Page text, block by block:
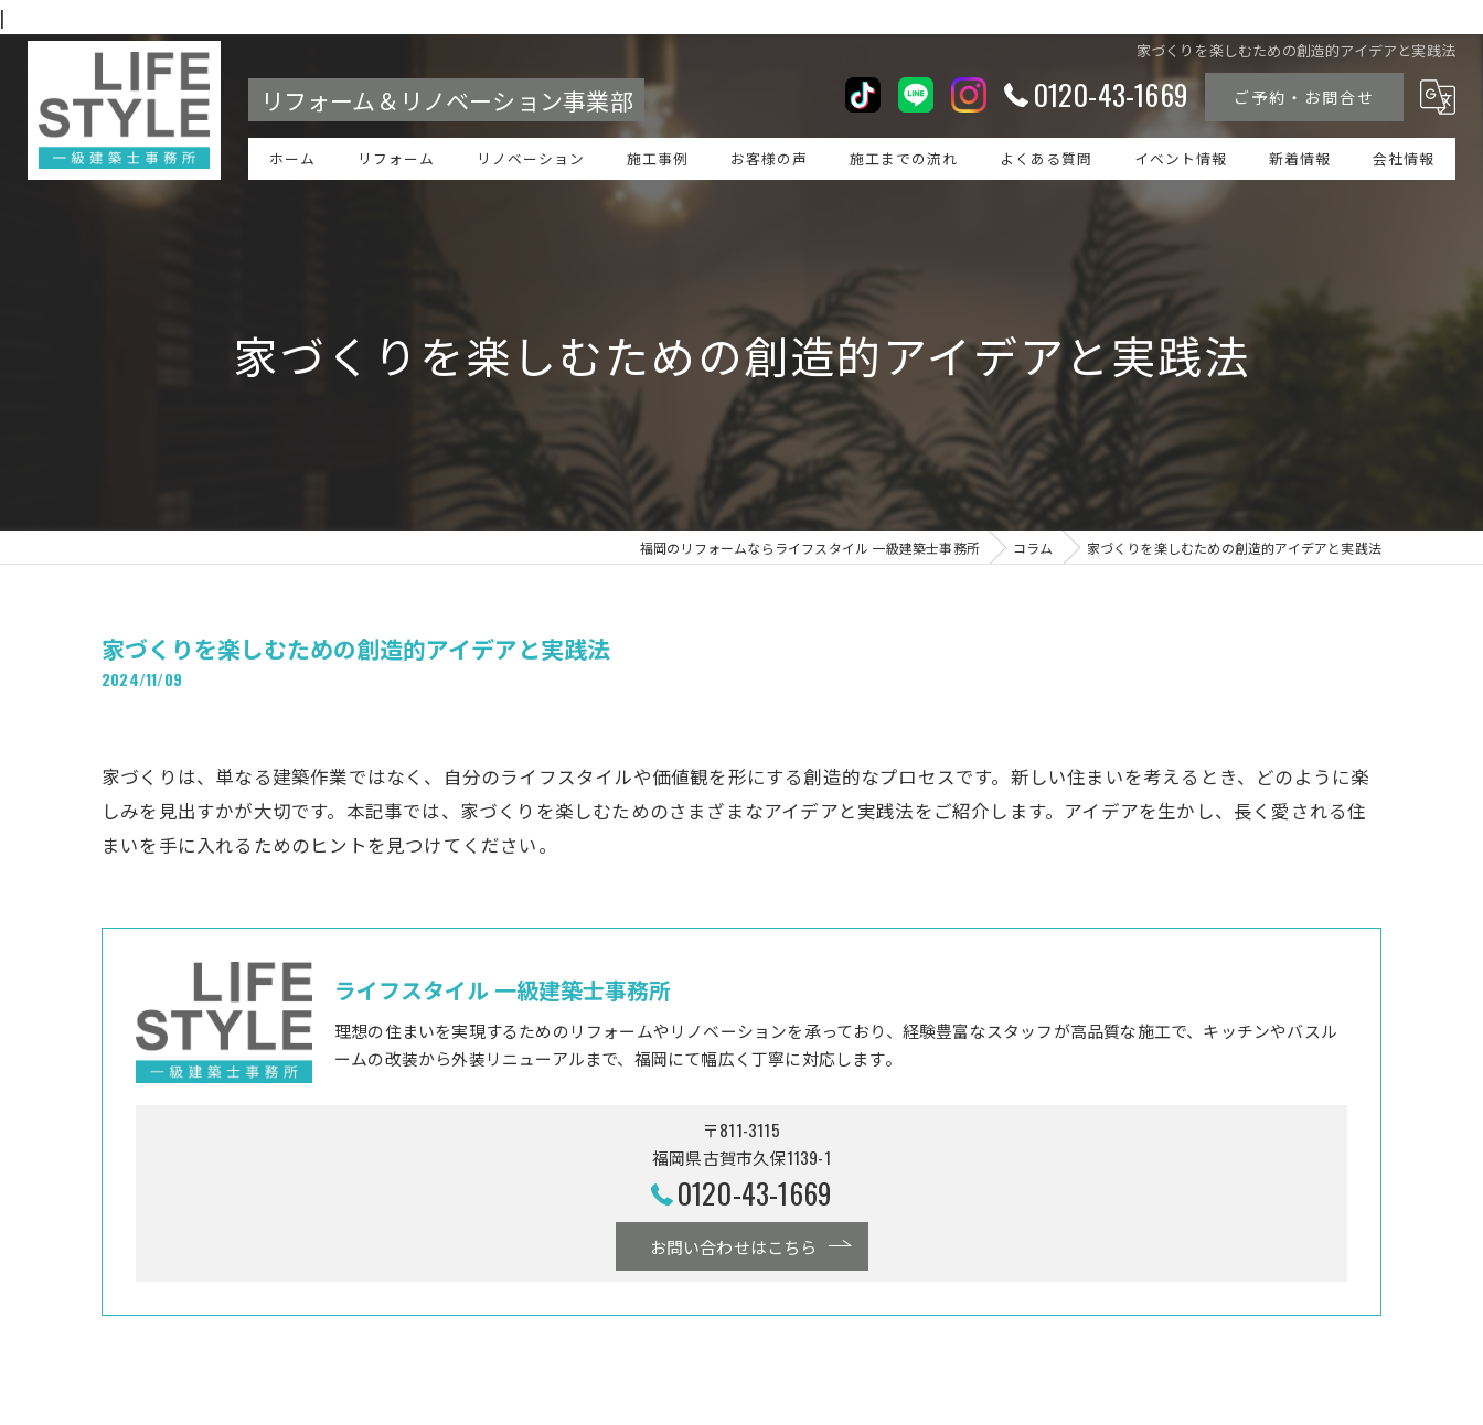
|
家づくりを楽しむための創造的アイデアと実践法
リフォーム＆リノベーション事業部 0120-43-1669 ご予約・お問合せ
ホーム リフォーム リノベーション 施工事例 お客様の声 施工までの流れ よくある質問 イベント情報 新着情報 会社情報
家づくりを楽しむための創造的アイデアと実践法
福岡のリフォームならライフスタイル 一級建築士事務所 コラム 家づくりを楽しむための創造的アイデアと実践法
家づくりを楽しむための創造的アイデアと実践法
2024/11/09
家づくりは、単なる建築作業ではなく、自分のライフスタイルや価値観を形にする創造的なプロセスです。新しい住まいを考えるとき、どのように楽
しみを見出すかが大切です。本記事では、家づくりを楽しむためのさまざまなアイデアと実践法をご紹介します。アイデアを生かし、長く愛される住
まいを手に入れるためのヒントを見つけてください。
ライフスタイル 一級建築士事務所
理想の住まいを実現するためのリフォームやリノベーションを承っており、経験豊富なスタッフが高品質な施工で、キッチンやバスル
ームの改装から外装リニューアルまで、福岡にて幅広く丁寧に対応します。
〒811-3115
福岡県古賀市久保1139-1
0120-43-1669
お問い合わせはこちら